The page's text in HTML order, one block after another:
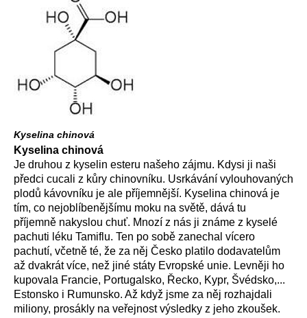
Kyselina chinová
Kyselina chinová
Je druhou z kyselin esteru našeho zájmu. Kdysi ji naši
předci cucali z kůry chinovníku. Usrkávání vylouhovaných
plodů kávovníku je ale příjemnější. Kyselina chinová je
tím, co nejoblíbenějšímu moku na světě, dává tu
příjemně nakyslou chuť. Mnozí z nás ji známe z kyselé
pachuti léku Tamiflu. Ten po sobě zanechal vícero
pachutí, včetně té, že za něj Česko platilo dodavatelům
až dvakrát více, než jiné státy Evropské unie. Levněji ho
kupovala Francie, Portugalsko, Řecko, Kypr, Švédsko,...
Estonsko i Rumunsko. Až když jsme za něj rozhajdali
miliony, prosákly na veřejnost výsledky z jeho zkoušek.